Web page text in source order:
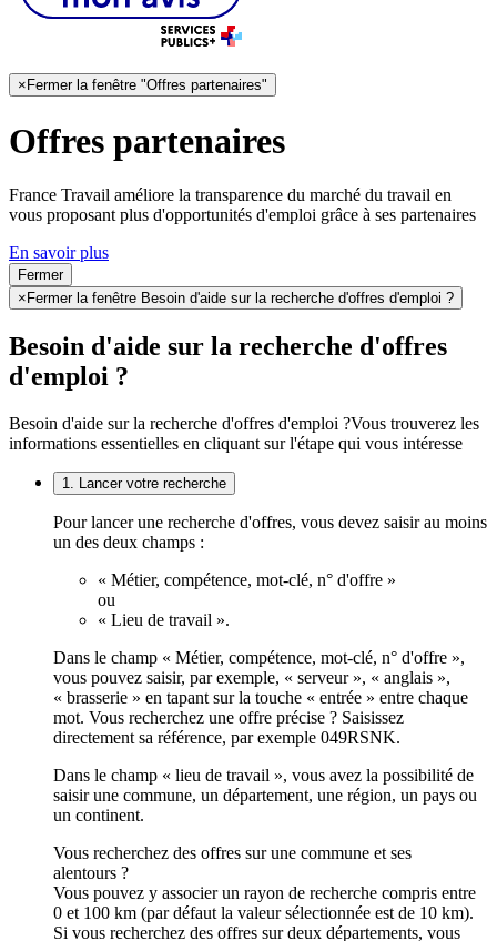
× Fermer la fenêtre "Offres partenaires"
Offres partenaires
France Travail améliore la transparence du marché du travail en
vous proposant plus d'opportunités d'emploi grâce à ses partenaires
En savoir plus
Fermer
× Fermer la fenêtre Besoin d'aide sur la recherche d'offres d'emploi ?
Besoin d'aide sur la recherche d'offres
d'emploi ?
Besoin d'aide sur la recherche d'offres d'emploi ?Vous trouverez les
informations essentielles en cliquant sur l'étape qui vous intéresse
1. Lancer votre recherche
Pour lancer une recherche d'offres, vous devez saisir au moins
un des deux champs :
« Métier, compétence, mot-clé, n° d'offre »
ou
« Lieu de travail ».
Dans le champ « Métier, compétence, mot-clé, n° d'offre »,
vous pouvez saisir, par exemple, « serveur », « anglais »,
« brasserie » en tapant sur la touche « entrée » entre chaque
mot. Vous recherchez une offre précise ? Saisissez
directement sa référence, par exemple 049RSNK.
Dans le champ « lieu de travail », vous avez la possibilité de
saisir une commune, un département, une région, un pays ou
un continent.
Vous recherchez des offres sur une commune et ses
alentours ?
Vous pouvez y associer un rayon de recherche compris entre
0 et 100 km (par défaut la valeur sélectionnée est de 10 km).
Si vous recherchez des offres sur deux départements, vous